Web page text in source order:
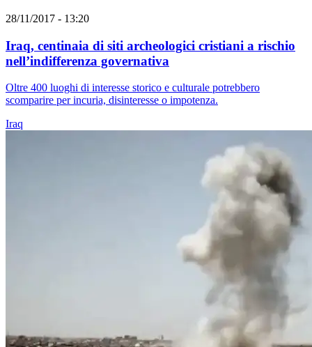
28/11/2017 - 13:20
Iraq, centinaia di siti archeologici cristiani a rischio
nell’indifferenza governativa
Oltre 400 luoghi di interesse storico e culturale potrebbero
scomparire per incuria, disinteresse o impotenza.
Iraq